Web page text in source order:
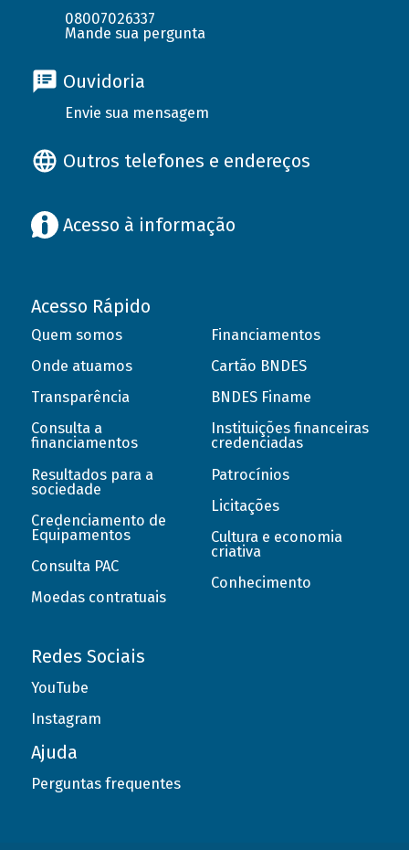
08007026337
Mande sua pergunta
Ouvidoria
Envie sua mensagem
Outros telefones e endereços
Acesso à informação
Acesso Rápido
Quem somos
Onde atuamos
Transparência
Consulta a
financiamentos
Resultados para a
sociedade
Credenciamento de
Equipamentos
Consulta PAC
Moedas contratuais
Financiamentos
Cartão BNDES
BNDES Finame
Instituições financeiras
credenciadas
Patrocínios
Licitações
Cultura e economia
criativa
Conhecimento
Redes Sociais
YouTube
Instagram
Ajuda
Perguntas frequentes